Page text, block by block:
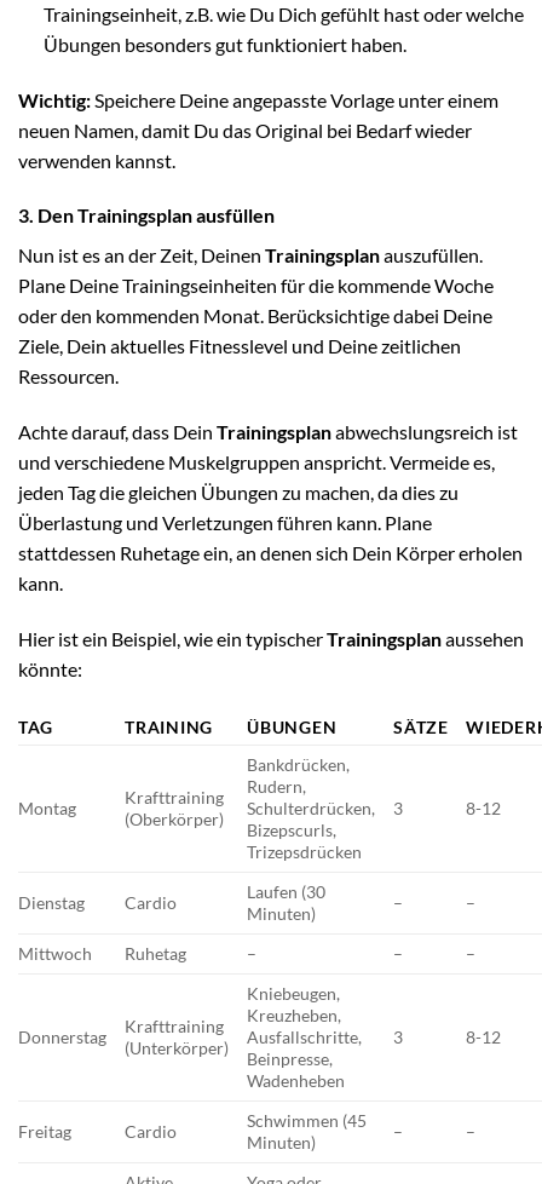
Trainingseinheit, z.B. wie Du Dich gefühlt hast oder welche
Übungen besonders gut funktioniert haben.
Wichtig: Speichere Deine angepasste Vorlage unter einem
neuen Namen, damit Du das Original bei Bedarf wieder
verwenden kannst.
3. Den Trainingsplan ausfüllen
Nun ist es an der Zeit, Deinen Trainingsplanauszufüllen.
Plane Deine Trainingseinheiten für die kommende Woche
oder den kommenden Monat. Berücksichtige dabei Deine
Ziele, Dein aktuelles Fitnesslevel und Deine zeitlichen
Ressourcen.
Achte darauf, dass Dein Trainingsplanabwechslungsreich ist
und verschiedene Muskelgruppen anspricht. Vermeide es,
jeden Tag die gleichen Übungen zu machen, da dies zu
Überlastung und Verletzungen führen kann. Plane
stattdessen Ruhetage ein, an denen sich Dein Körper erholen
kann.
Hier ist ein Beispiel, wie ein typischerTrainingsplanaussehen
könnte:
TAG TRAINING ÜBUNGEN SÄTZE
Montag
Krafttraining
(Oberkörper)
Bankdrücken,
Rudern,
Schulterdrücken,
Bizepscurls,
Trizepsdrücken
3 8-12
Dienstag Cardio
Laufen (30
Minuten)
– –
Mittwoch Ruhetag – – –
Donnerstag
Krafttraining
(Unterkörper)
Kniebeugen,
Kreuzheben,
Ausfallschritte,
Beinpresse,
Wadenheben
3 8-12
Freitag Cardio
Schwimmen (45
Minuten)
– –